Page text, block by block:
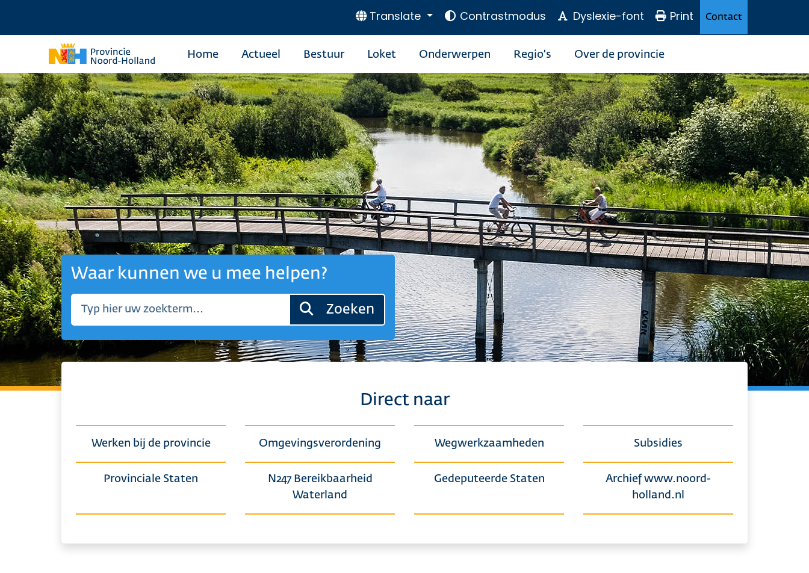
Translate Contrastmodus Dyslexie-font Print Contact
Home Actueel Bestuur Loket Onderwerpen Regio's Over de provincie
Waar kunnen we u mee helpen?
Zoeken
Direct naar
Werken bij de provincie Omgevingsverordening Wegwerkzaamheden Subsidies
Provinciale Staten
N247 Bereikbaarheid
Waterland
Gedeputeerde Staten
Archief www.noord-
holland.nl